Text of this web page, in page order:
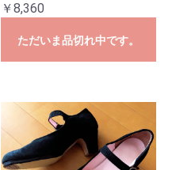
￥8,360
ただいま品切れ中です。